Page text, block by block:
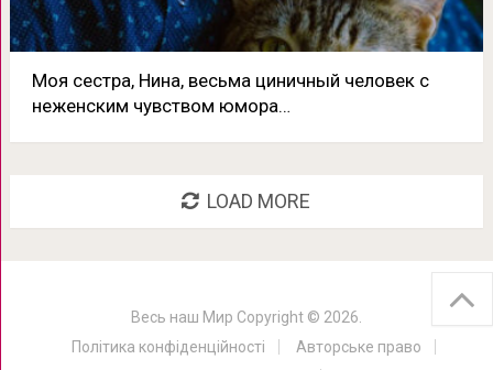
Моя сестра, Нина, весьма циничный человек с
неженским чувством юмора…
LOAD MORE
Весь наш Мир Copyright © 2026.
Політика конфіденційності
Авторське право